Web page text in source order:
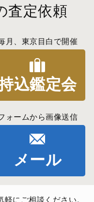
査定依頼
月、東京目白で開催
込鑑定会
ォームから画像送信
メール
にご相談ください。